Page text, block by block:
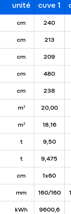
unité cuve 1
cm 240
cm 213
cm 209
cm 480
cm 238
m³ 20,00
m³ 18,16
t 9,50
t 9,475
cm 1x60
mm 160/160
kWh 9600,6